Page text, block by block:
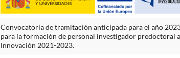
Convocatoria de tramitación anticipada para el año
para la formación de personal investigador predoctoral
Innovación 2021-2023.